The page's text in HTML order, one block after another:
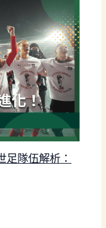
隊伍解析：